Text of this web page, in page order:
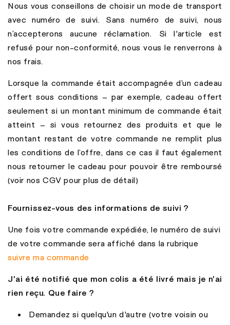
Nous vous conseillons de choisir un mode de transport
avec numéro de suivi. Sans numéro de suivi, nous
n’accepterons aucune réclamation. Si l'article est
refusé pour non-conformité, nous vous le renverrons à
nos frais.
Lorsque la commande était accompagnée d’un cadeau
offert sous conditions – par exemple, cadeau offert
seulement si un montant minimum de commande était
atteint – si vous retournez des produits et que le
montant restant de votre commande ne remplit plus
les conditions de l’offre, dans ce cas il faut également
nous retourner le cadeau pour pouvoir être remboursé
(voir nos CGV pour plus de détail)
Fournissez-vous des informations de suivi ?
Une fois votre commande expédiée, le numéro de suivi
de votre commande sera affiché dans la rubrique
suivre ma commande
J'ai été notifié que mon colis a été livré mais je n'ai
rien reçu. Que faire ?
Demandez si quelqu'un d'autre (votre voisin ou